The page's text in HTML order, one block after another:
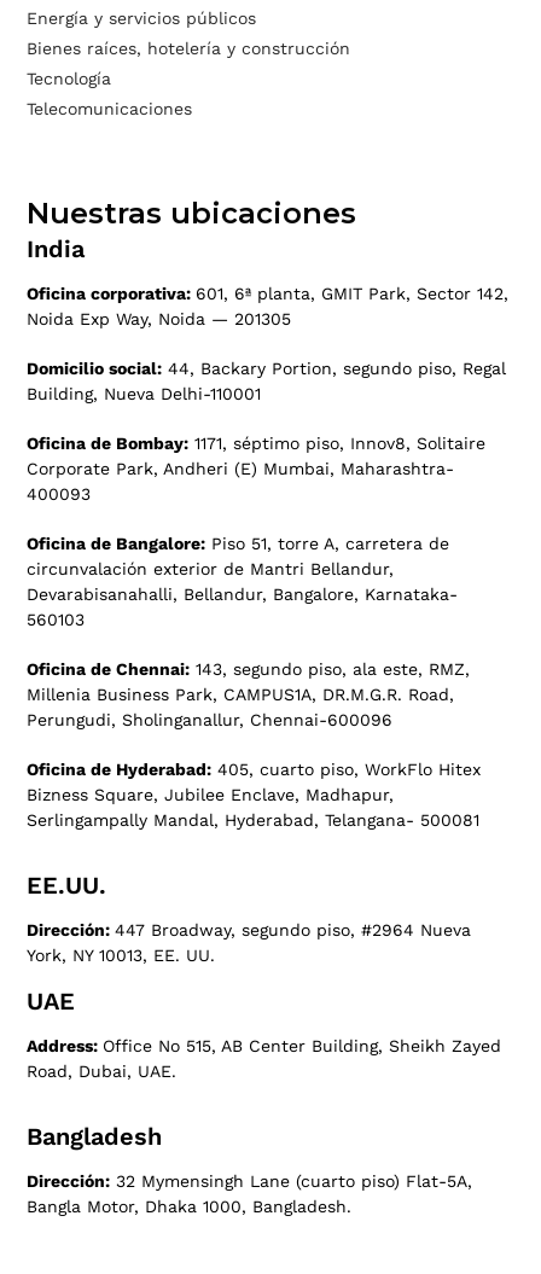
Energía y servicios públicos
Bienes raíces, hotelería y construcción
Tecnología
Telecomunicaciones
Nuestras ubicaciones
India
Oficina corporativa: 601, 6ª planta, GMIT Park, Sector 142,
Noida Exp Way, Noida — 201305
Domicilio social: 44, Backary Portion, segundo piso, Regal
Building, Nueva Delhi-110001
Oficina de Bombay: 1171, séptimo piso, Innov8, Solitaire
Corporate Park, Andheri (E) Mumbai, Maharashtra-
400093
Oficina de Bangalore: Piso 51, torre A, carretera de
circunvalación exterior de Mantri Bellandur,
Devarabisanahalli, Bellandur, Bangalore, Karnataka-
560103
Oficina de Chennai: 143, segundo piso, ala este, RMZ,
Millenia Business Park, CAMPUS1A, DR.M.G.R. Road,
Perungudi, Sholinganallur, Chennai-600096
Oficina de Hyderabad: 405, cuarto piso, WorkFlo Hitex
Bizness Square, Jubilee Enclave, Madhapur,
Serlingampally Mandal, Hyderabad, Telangana- 500081
EE.UU.
Dirección:447 Broadway, segundo piso, #2964 Nueva
York, NY 10013, EE. UU.
UAE
Address: Office No 515, AB Center Building, Sheikh Zayed
Road, Dubai, UAE.
Bangladesh
Dirección: 32 Mymensingh Lane (cuarto piso) Flat-5A,
Bangla Motor, Dhaka 1000, Bangladesh.